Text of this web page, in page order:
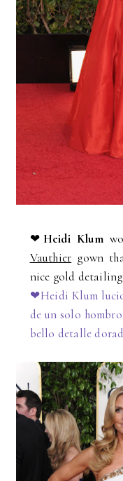
❤ Heidi Klum
Vauthier gown
nice gold
❤Heidi Klum
de un solo
bello detalle